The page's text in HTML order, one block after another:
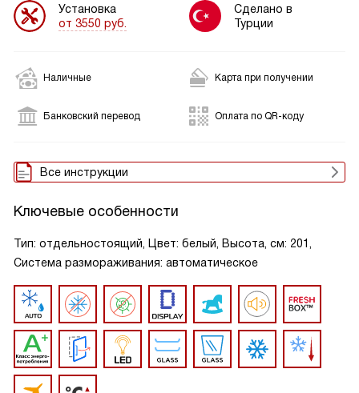
Установка
от 3550 руб.
Сделано в
Турции
Наличные Карта при получении
Банковский перевод Оплата по QR-коду
Все инструкции
Ключевые особенности
Тип: отдельностоящий, Цвет: белый, Высота, см: 201,
Система размораживания: автоматическое